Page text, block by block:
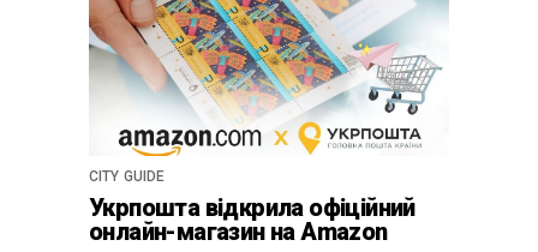
CITY GUIDE
Укрпошта відкрила офіційний
онлайн-магазин на Amazon